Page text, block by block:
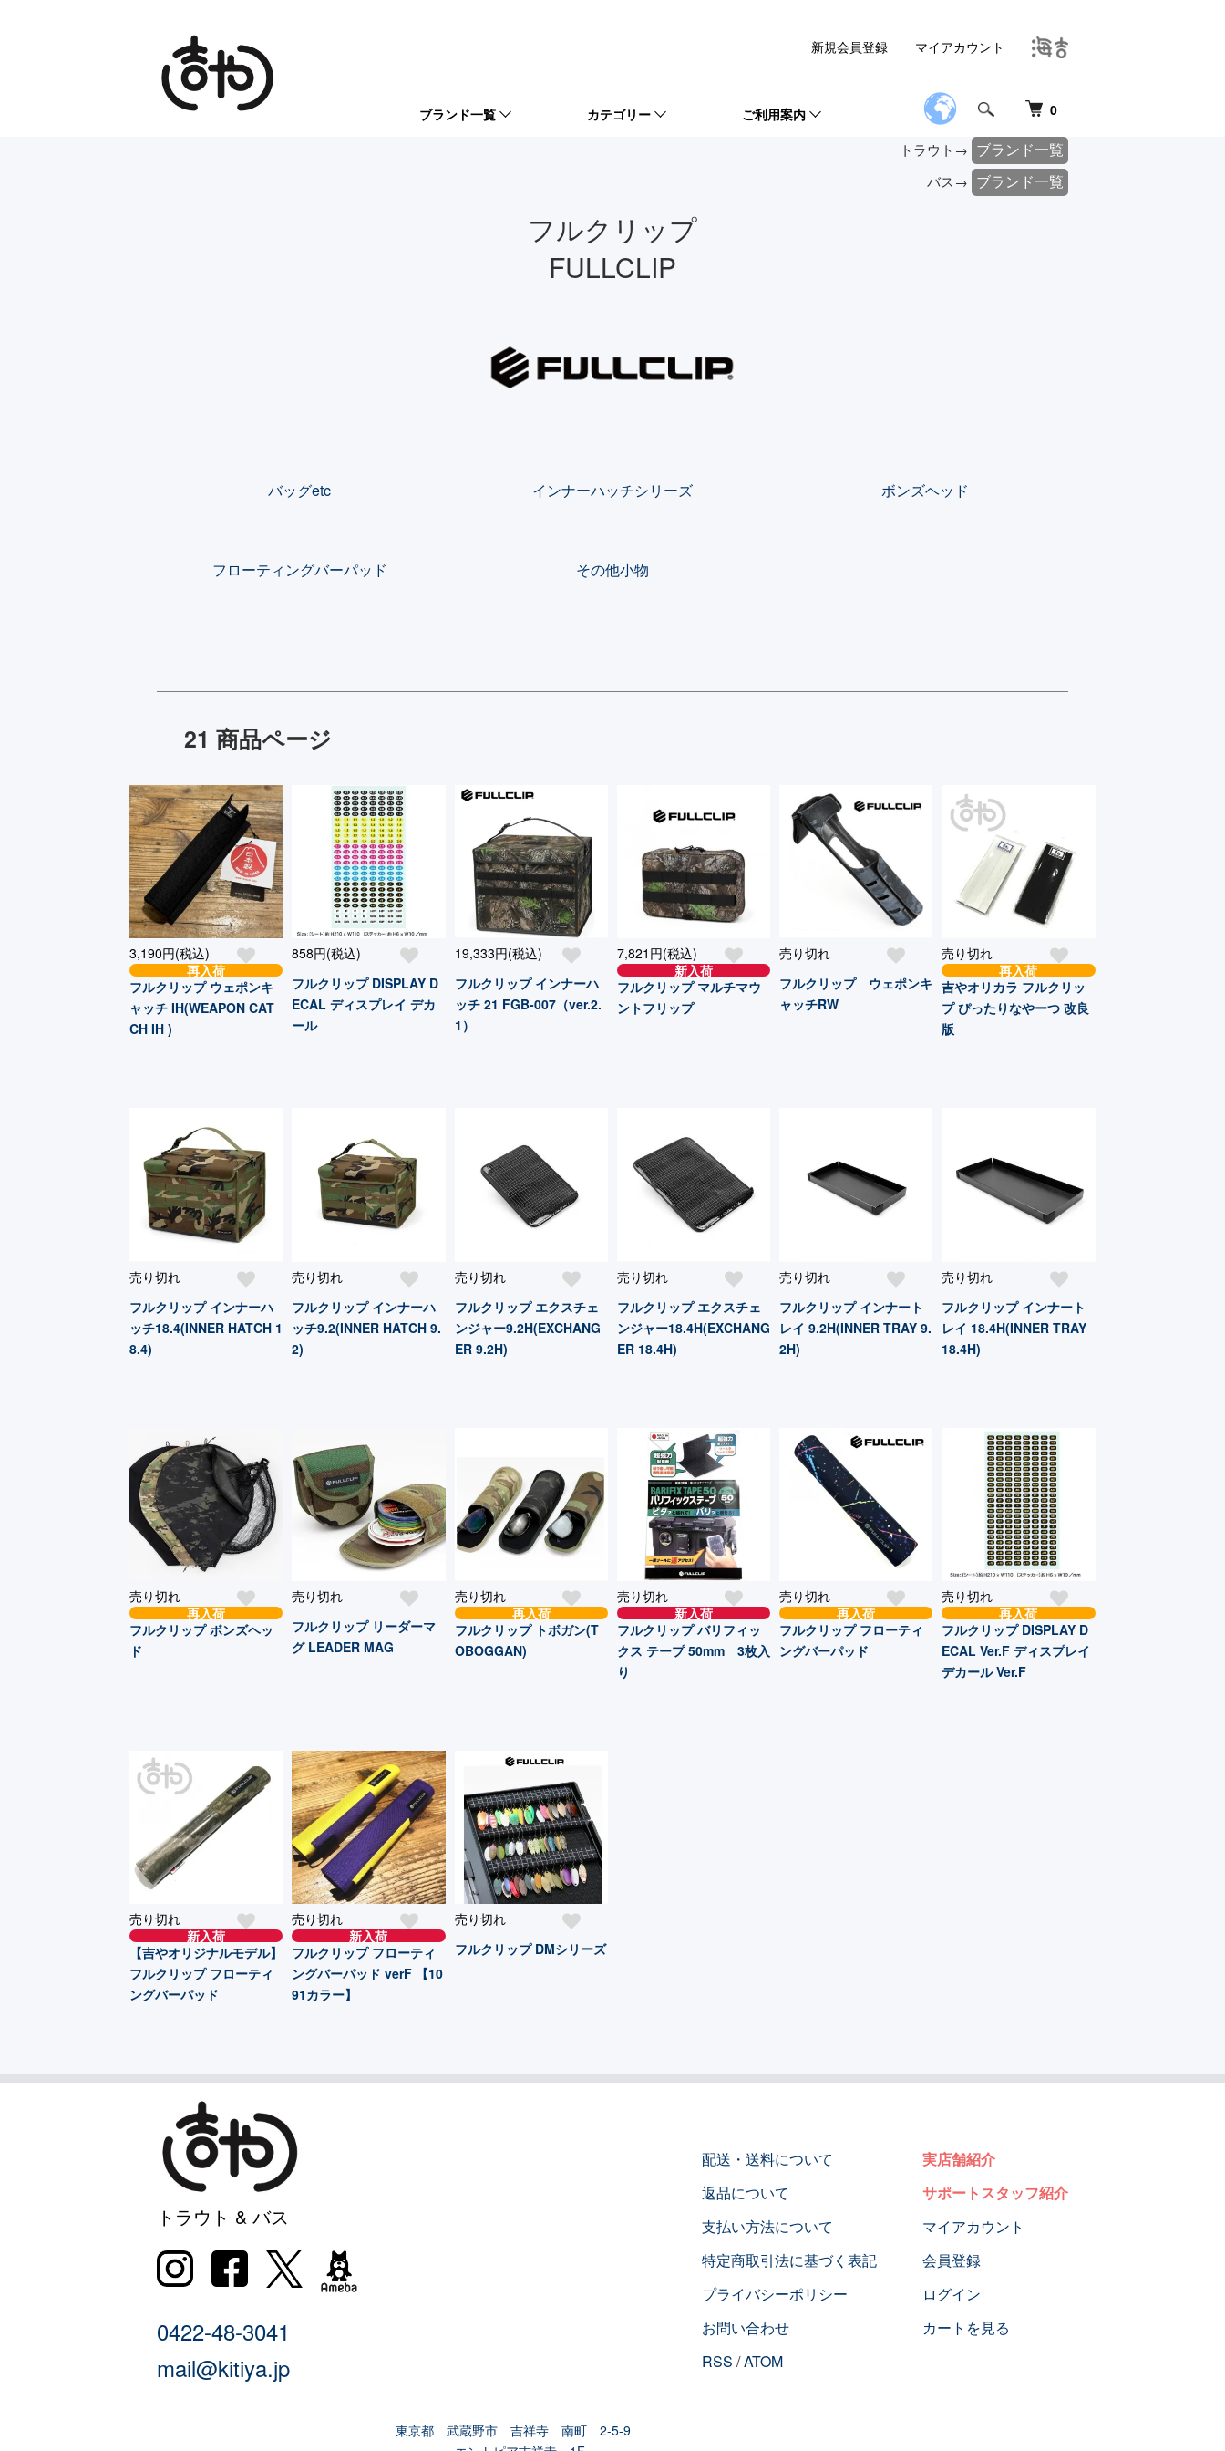
0
ブランド一覧 カテゴリー ご利用案内
新規会員登録 マイアカウント
トラウト→ ブランド一覧
バス→ ブランド一覧
フルクリップ
FULLCLIP
バッグetc インナーハッチシリーズ ボンズヘッド
フローティングバーパッド その他小物
21 商品ページ
3,190円(税込)
再入荷
フルクリップ ウェポンキ
ャッチ IH(WEAPON CAT
CH IH )
858円(税込)
フルクリップ DISPLAY D
ECAL ディスプレイ デカ
ール
19,333円(税込)
フルクリップ インナーハ
ッチ 21 FGB-007（ver.2.
1）
7,821円(税込)
新入荷
フルクリップ マルチマウ
ントフリップ
売り切れ
フルクリップ ウェポンキ
ャッチRW
売り切れ
再入荷
吉やオリカラ フルクリッ
プ ぴったりなやーつ 改良
版
売り切れ
フルクリップ インナーハ
ッチ18.4(INNER HATCH 1
8.4)
売り切れ
フルクリップ インナーハ
ッチ9.2(INNER HATCH 9.
2)
売り切れ
フルクリップ エクスチェ
ンジャー9.2H(EXCHANG
ER 9.2H)
売り切れ
フルクリップ エクスチェ
ンジャー18.4H(EXCHANG
ER 18.4H)
売り切れ
フルクリップ インナート
レイ 9.2H(INNER TRAY 9.
2H)
売り切れ
フルクリップ インナート
レイ 18.4H(INNER TRAY
18.4H)
売り切れ
再入荷
フルクリップ ボンズヘッ
ド
売り切れ
フルクリップ リーダーマ
グ LEADER MAG
売り切れ
再入荷
フルクリップ トボガン(T
OBOGGAN)
売り切れ
新入荷
フルクリップ バリフィッ
クス テープ 50mm 3枚入
り
売り切れ
再入荷
フルクリップ フローティ
ングバーパッド
売り切れ
再入荷
フルクリップ DISPLAY D
ECAL Ver.F ディスプレイ
デカール Ver.F
売り切れ
新入荷
【吉やオリジナルモデル】
フルクリップ フローティ
ングバーパッド
売り切れ
新入荷
フルクリップ フローティ
ングバーパッド verF 【10
91カラー】
売り切れ
フルクリップ DMシリーズ
トラウト & バス
0422-48-3041
mail@kitiya.jp
東京都 武蔵野市 吉祥寺 南町 2-5-9
配送・送料について
返品について
支払い方法について
特定商取引法に基づく表記
プライバシーポリシー
お問い合わせ
RSS /ATOM
実店舗紹介
サポートスタッフ紹介
マイアカウント
会員登録
ログイン
カートを見る